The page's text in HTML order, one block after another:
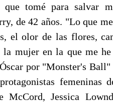
que tomé para salvar
de 42 años. "Lo que
el olor de las flores,
la mujer en la que me
por "Monster's
femeninas
McCord, Jessica